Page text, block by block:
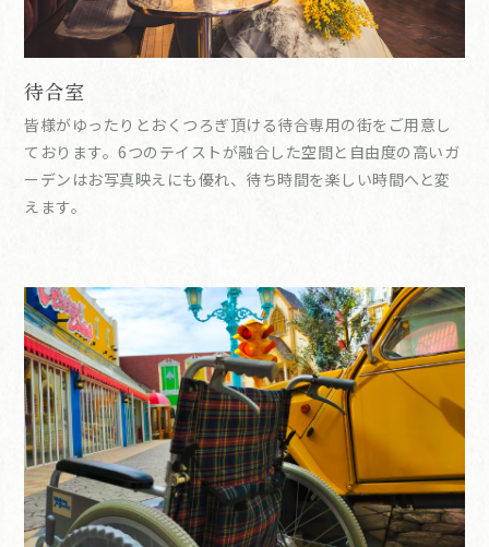
待合室
皆様がゆったりとおくつろぎ頂ける待合専用の街をご用意し
ております。6つのテイストが融合した空間と自由度の高いガ
ーデンはお写真映えにも優れ、待ち時間を楽しい時間へと変
えます。